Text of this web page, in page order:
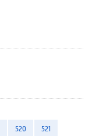
520
521